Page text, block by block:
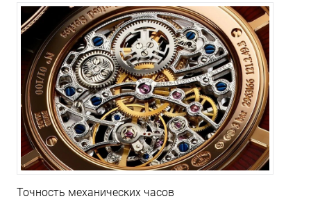
Точность механических часов